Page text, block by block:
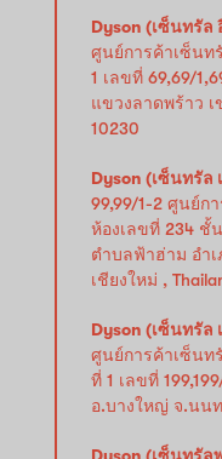
Dyson (เซ็นทรัล
ศูนย์การค้าเซ็นท
1 เลขที่ 69,69/
แขวงลาดพร้าว เ
10230
Dyson (เซ็นทรัล
99,99/1-2 ศูนย์ก
ห้องเลขที่ 234 ชั้
ตำบลฟ้าฮ่าม อำเ
เชียงใหม่ ,
Dyson (เซ็นทรัล
ศูนย์การค้าเซ็นท
ที่ 1 เลขที่
อ.บางใหญ่ จ.นนท